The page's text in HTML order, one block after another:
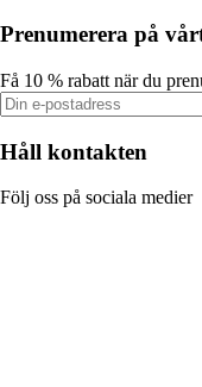
Prenumerera på
Få 10 % rabatt när du
Håll kontakten
Följ oss på sociala medier